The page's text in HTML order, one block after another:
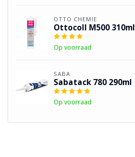
OTTO CHEMIE
Ottocoll M500 310ml
Op voorraad
SABA
Sabatack 780 290ml
Op voorraad